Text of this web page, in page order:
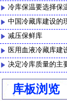
冷库保温要选择保
中国冷藏库建设的
减压保鲜库
医用血液冷藏库建
决定冷库质量的主
库板浏览